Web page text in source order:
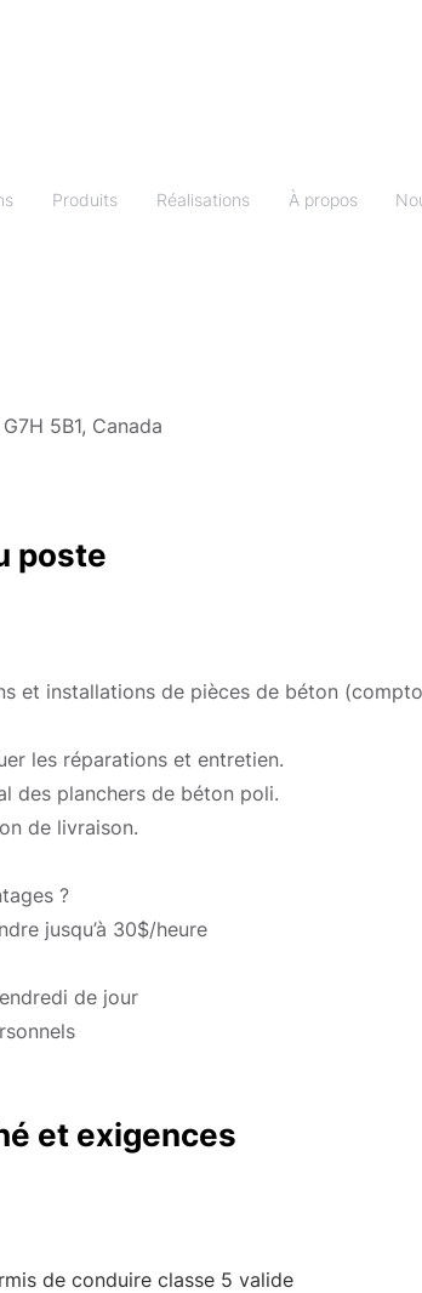
Produits Réalisations À propos
5B1, Canada
poste
et installations de pièces de béton
les réparations et entretien.
des planchers de béton poli.
de livraison.
?
jusqu’à 30$/heure
de jour
et exigences
de conduire classe 5 valide